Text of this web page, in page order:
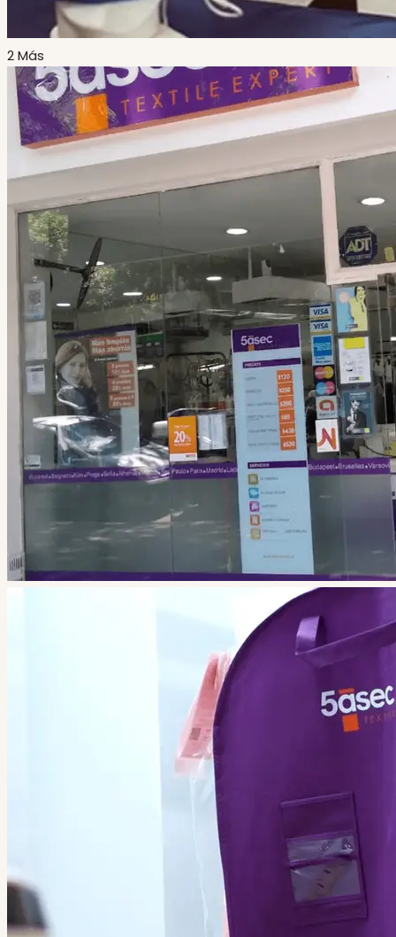
2 Más